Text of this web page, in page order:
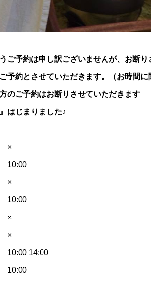
予約は申し訳ございませんが、お断り
約とさせていただきます。（お時間に
ご予約はお断りさせていただきます
はじまりました♪
×
10:00
×
10:00
×
×
10:00 14:00
10:00